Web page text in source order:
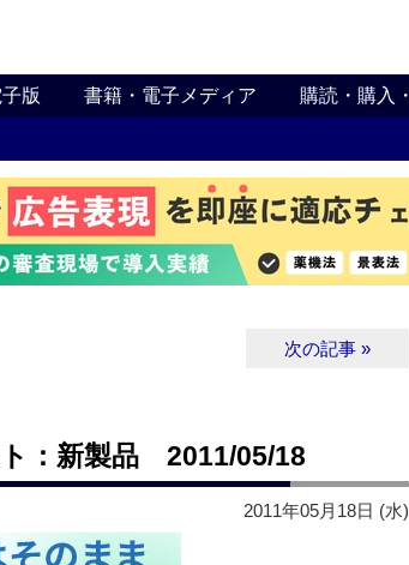
版 書籍・電子メディア 購読・購入
次の記事 »
：新製品 2011/05/18
2011年05月18日 (水)